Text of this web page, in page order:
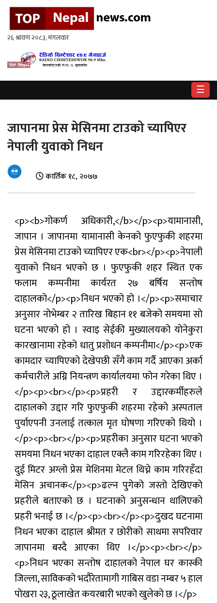
☰
गृहपृष्ठ
राजनीति
विश्व
बिचार
/
अन्तर्वाता
प्रबास
देश
स्वास्थ्य
जापान
English
जापानमा प्रेस मेसिनमा टाउको च्यापिएर
नेपाली युवाको निधन
कार्तिक १८, २०७७
<p><b>गोकर्ण अधिकारी,</b></p><p>यामानासी,
जापान । जापानमा यामानासी केनको फुएफुकी शहरमा
प्रेस मेसिनमा टाउको च्यापिएर एक<br></p><p>नेपाली
युवाको निधन भएको छ । फुएफुकी शहर स्थित एक
फलाम कम्पनीमा कार्यरत २७ बर्षिय सन्तोष
दाहालको</p><p>निधन भएको हो ।</p><p>समाचार
अनुसार नोभेम्बर २ तारिख बिहान ११ बजेको समयमा सो
घटना भएको हो । स्वाइ सेईकी मुख्यालयको योनेकुरा
कारखानामा रहेको धातु प्रशोधन कम्पनीमा</p><p>एक
कामदार च्यापिएको देखेपछी सँगै काम गर्दै आएका अर्का
कर्मचारीले अग्नि नियन्त्रण कार्यालयमा फोन गरेका थिए ।
</p><p><br></p><p>प्रहरी र उद्दारकर्मीहरुले
दाहालको उद्दार गरि फुएफुकी शहरमा रहेको अस्पताल
पुर्याएपनी उनलाई तत्काल मृत घोषणा गरिएको थियो ।
</p><p><br></p><p>प्रहरीका अनुसार घटना भएको
समयमा निधन भएका दाहाल एक्लै काम गरिरहेका थिए ।
दुई मिटर अग्लो प्रेस मेशिनमा मेटल थिच्ने काम गरिरहँदा
मेसिन अचानक</p><p>ढल्न पुगेको जस्तो देखिएको
प्रहरीले बताएको छ । घटनाको अनुसन्धान थालिएको
प्रहरी भनाई छ ।</p><p><br></p><p>दुखद घटनामा
निधन भएका दाहाल श्रीमत र छोरीको साथमा सपरिवार
जापानमा बस्दै आएका थिए ।</p><p><br></p>
<p>निधन भएका सन्तोष दाहालको नेपाल घर कास्की
जिल्ला, साविकको भदौरेतामागी गाबिस वडा नम्बर ५ हाल
पोखरा २३, ठूलाखेत कयरबारी भएको खुलेको छ ।</p>